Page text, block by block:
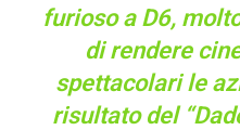
furioso a D6,
di rendere
spettacolari le
risultato del